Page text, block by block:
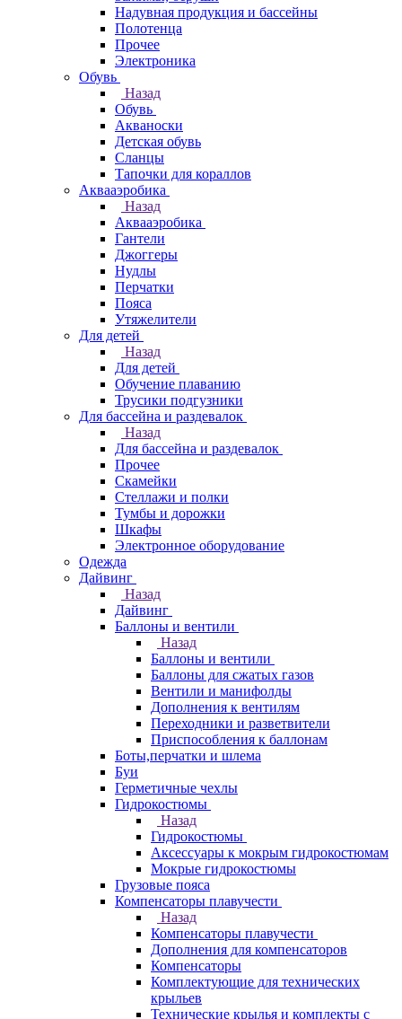
Надувная продукция и бассейны
Полотенца
Прочее
Электроника
Обувь
Назад
Обувь
Акваноски
Детская обувь
Сланцы
Тапочки для кораллов
Аквааэробика
Назад
Аквааэробика
Гантели
Джоггеры
Нудлы
Перчатки
Пояса
Утяжелители
Для детей
Назад
Для детей
Обучение плаванию
Трусики подгузники
Для бассейна и раздевалок
Назад
Для бассейна и раздевалок
Прочее
Скамейки
Стеллажи и полки
Тумбы и дорожки
Шкафы
Электронное оборудование
Одежда
Дайвинг
Назад
Дайвинг
Баллоны и вентили
Назад
Баллоны и вентили
Баллоны для сжатых газов
Вентили и манифолды
Дополнения к вентилям
Переходники и разветвители
Приспособления к баллонам
Боты,перчатки и шлема
Буи
Герметичные чехлы
Гидрокостюмы
Назад
Гидрокостюмы
Аксессуары к мокрым гидрокостюмам
Мокрые гидрокостюмы
Грузовые пояса
Компенсаторы плавучести
Назад
Компенсаторы плавучести
Дополнения для компенсаторов
Компенсаторы
Комплектующие для технических
крыльев
Технические крылья и комплекты с